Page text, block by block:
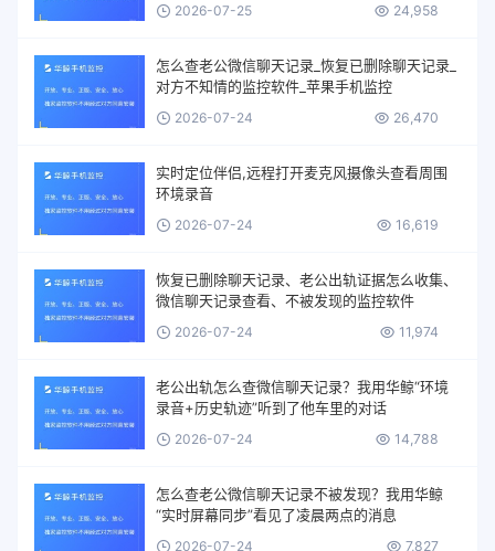
2026-07-25 24,958
怎么查老公微信聊天记录_恢复已删除聊天记录_
对方不知情的监控软件_苹果手机监控
2026-07-24 26,470
实时定位伴侣,远程打开麦克风摄像头查看周围
环境录音
2026-07-24 16,619
恢复已删除聊天记录、老公出轨证据怎么收集、
微信聊天记录查看、不被发现的监控软件
2026-07-24 11,974
老公出轨怎么查微信聊天记录？我用华鲸“环境
录音+历史轨迹”听到了他车里的对话
2026-07-24 14,788
怎么查老公微信聊天记录不被发现？我用华鲸
“实时屏幕同步”看见了凌晨两点的消息
2026-07-24 7,827